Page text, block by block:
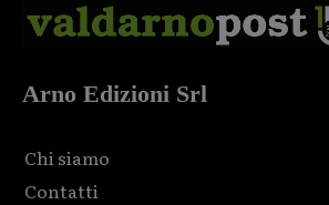
Arno Edizioni Srl
Chi siamo
Contatti